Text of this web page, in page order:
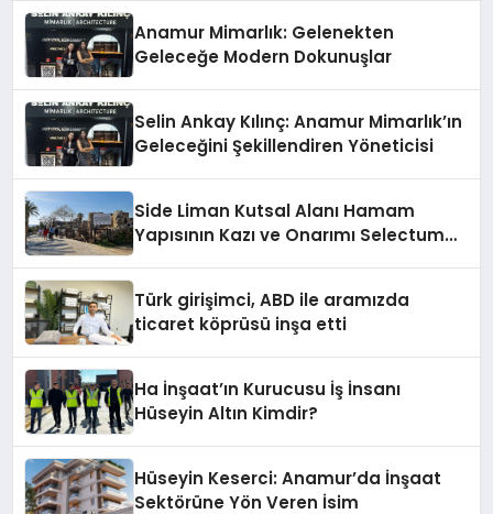
Anamur Mimarlık: Gelenekten
Geleceğe Modern Dokunuşlar
Selin Ankay Kılınç: Anamur Mimarlık’ın
Geleceğini Şekillendiren Yöneticisi
Side Liman Kutsal Alanı Hamam
Yapısının Kazı ve Onarımı Selectum
Türk girişimci, ABD ile aramızda
ticaret köprüsü inşa etti
Ha İnşaat’ın Kurucusu İş İnsanı
Hüseyin Altın Kimdir?
Hüseyin Keserci: Anamur’da İnşaat
Sektörüne Yön Veren İsim